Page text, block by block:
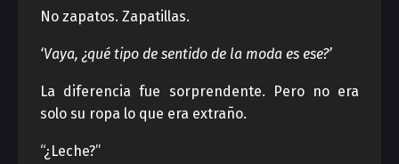
No zapatos. Zapatillas.
‘Vaya, ¿qué tipo de sentido de la moda es ese?’
La diferencia fue sorprendente. Pero no era
solo su ropa lo que era extraño.
“¿Leche?”